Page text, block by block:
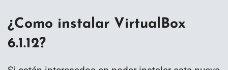
¿Como instalar VirtualBox
6.1.12?